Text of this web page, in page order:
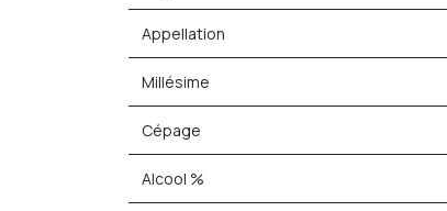
Appellation
Millésime
Cépage
Alcool %